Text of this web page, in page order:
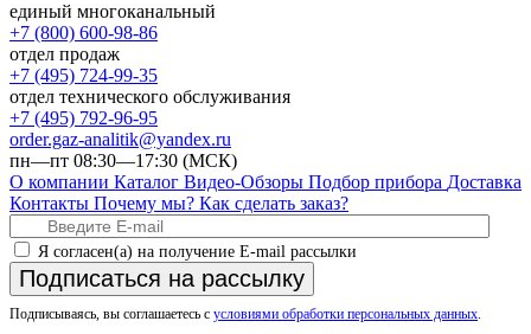
единый многоканальный
+7 (800) 600-98-86
отдел продаж
+7 (495) 724-99-35
отдел технического обслуживания
+7 (495) 792-96-95
order.gaz-analitik@yandex.ru
пн—пт 08:30—17:30 (МСК)
О компании Каталог Видео-Обзоры Подбор прибора Доставка
Контакты Почему мы? Как сделать заказ?
Я согласен(а) на получение E-mail рассылки
Подписаться на рассылку
Подписываясь, вы соглашаетесь с условиями обработки персональных данных.